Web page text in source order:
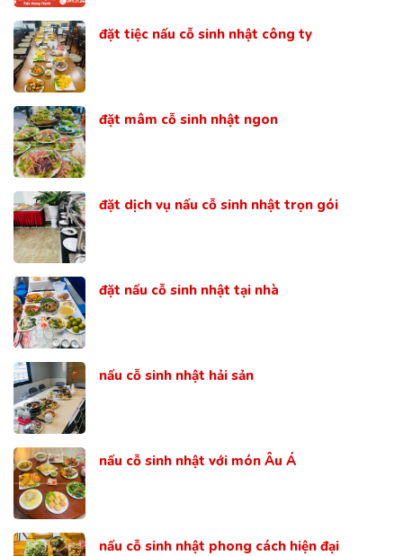
đặt tiệc nấu cỗ sinh nhật công ty
đặt mâm cỗ sinh nhật ngon
đặt dịch vụ nấu cỗ sinh nhật trọn gói
đặt nấu cỗ sinh nhật tại nhà
nấu cỗ sinh nhật hải sản
nấu cỗ sinh nhật với món Âu Á
nấu cỗ sinh nhật phong cách hiện đại